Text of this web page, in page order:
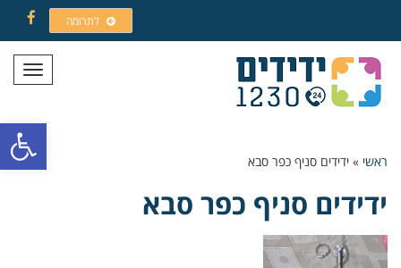
פתח
לתרומה
תפריט
ראשי » ידידים סניף כפר סבא
ידידים סניף כפר סבא